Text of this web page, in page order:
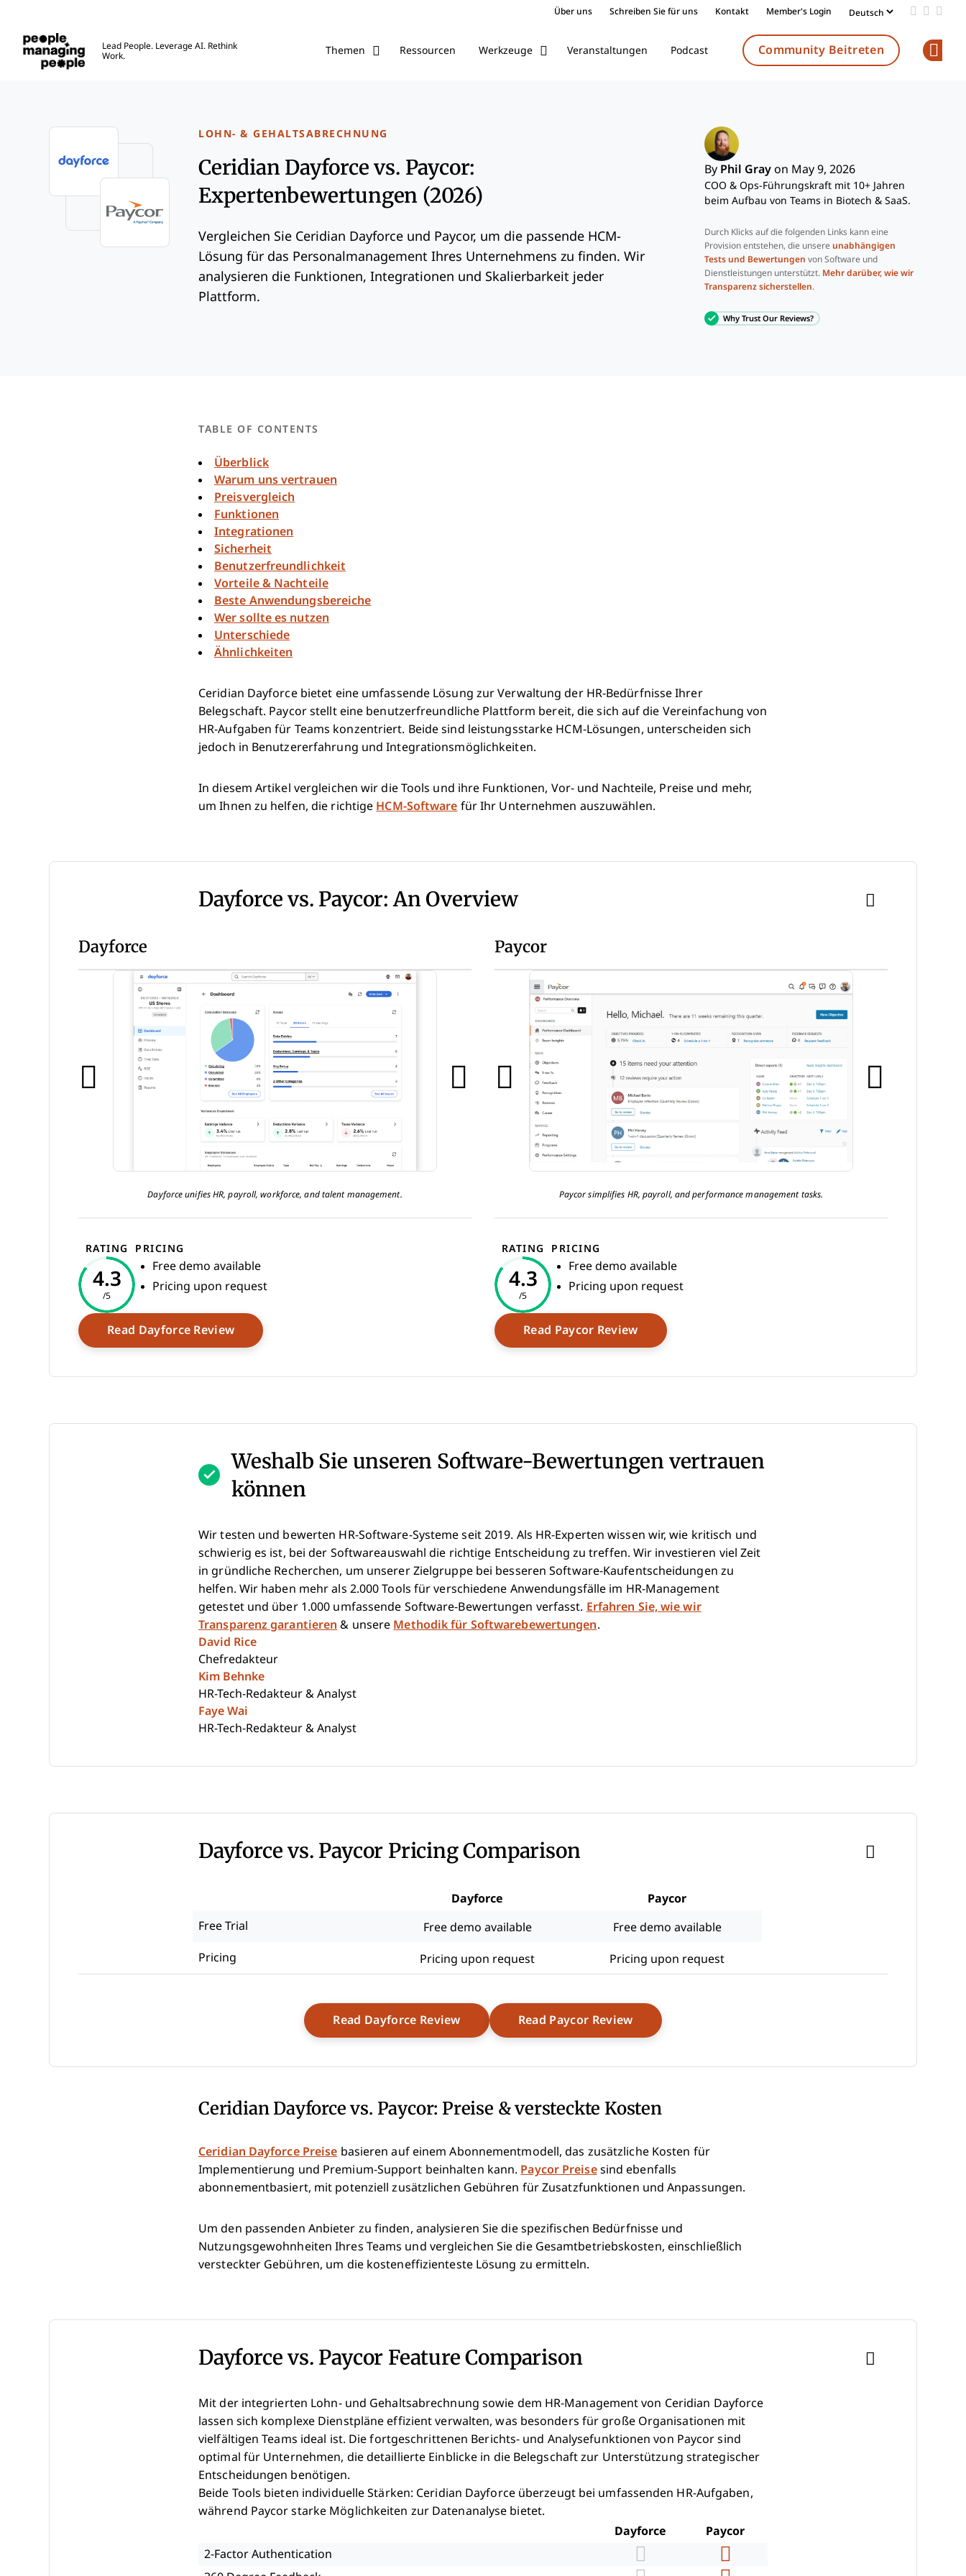
Über uns Schreiben Sie für uns Kontakt Member's Login Add us
Follow
Lead People. Leverage AI. Rethink
Work.
Themen Ressourcen Werkzeuge Veranstaltungen Podcast Community Beitreten
LOHN- & GEHALTSABRECHNUNG
Ceridian Dayforce vs. Paycor:
Expertenbewertungen (2026)
Vergleichen Sie Ceridian Dayforce und Paycor, um die passende HCM-
Lösung für das Personalmanagement Ihres Unternehmens zu finden. Wir
analysieren die Funktionen, Integrationen und Skalierbarkeit jeder
Plattform.
By Phil Gray on May 9, 2026
COO & Ops-Führungskraft mit 10+ Jahren
beim Aufbau von Teams in Biotech & SaaS.
Durch Klicks auf die folgenden Links kann eine
Provision entstehen, die unsere unabhängigen
Tests und Bewertungen von Software und
Dienstleistungen unterstützt. Mehr darüber, wie wir
Transparenz sicherstellen.
Why Trust Our Reviews?
TABLE OF CONTENTS
Überblick
Warum uns vertrauen
Preisvergleich
Funktionen
Integrationen
Sicherheit
Benutzerfreundlichkeit
Vorteile & Nachteile
Beste Anwendungsbereiche
Wer sollte es nutzen
Unterschiede
Ähnlichkeiten
Ceridian Dayforce bietet eine umfassende Lösung zur Verwaltung der HR-Bedürfnisse Ihrer
Belegschaft. Paycor stellt eine benutzerfreundliche Plattform bereit, die sich auf die Vereinfachung von
HR-Aufgaben für Teams konzentriert. Beide sind leistungsstarke HCM-Lösungen, unterscheiden sich
jedoch in Benutzererfahrung und Integrationsmöglichkeiten.
In diesem Artikel vergleichen wir die Tools und ihre Funktionen, Vor- und Nachteile, Preise und mehr,
um Ihnen zu helfen, die richtige HCM-Software für Ihr Unternehmen auszuwählen.
Dayforce vs. Paycor: An Overview
Dayforce
Dayforce unifies HR, payroll, workforce, and talent management.
RATING
4.3
/5
PRICING
Free demo available
Pricing upon request
Read Dayforce ReviewOpens New Window
Paycor
Paycor simplifies HR, payroll, and performance management tasks.
RATING
4.3
/5
PRICING
Free demo available
Pricing upon request
Read Paycor ReviewOpens New Window
Weshalb Sie unseren Software-Bewertungen vertrauen
können
Wir testen und bewerten HR-Software-Systeme seit 2019. Als HR-Experten wissen wir, wie kritisch und
schwierig es ist, bei der Softwareauswahl die richtige Entscheidung zu treffen. Wir investieren viel Zeit
in gründliche Recherchen, um unserer Zielgruppe bei besseren Software-Kaufentscheidungen zu
helfen. Wir haben mehr als 2.000 Tools für verschiedene Anwendungsfälle im HR-Management
getestet und über 1.000 umfassende Software-Bewertungen verfasst. Erfahren Sie, wie wir
Transparenz garantieren & unsere Methodik für Softwarebewertungen.
David Rice
Chefredakteur
Kim Behnke
HR-Tech-Redakteur & Analyst
Faye Wai
HR-Tech-Redakteur & Analyst
Dayforce vs. Paycor Pricing Comparison
Dayforce Paycor
Free Trial Free demo available Free demo available
Pricing Pricing upon request Pricing upon request
Read Dayforce ReviewOpens New WindowRead Paycor ReviewOpens New Window
Ceridian Dayforce vs. Paycor: Preise & versteckte Kosten
Ceridian Dayforce Preise basieren auf einem Abonnementmodell, das zusätzliche Kosten für
Implementierung und Premium-Support beinhalten kann. Paycor Preisesind ebenfalls
abonnementbasiert, mit potenziell zusätzlichen Gebühren für Zusatzfunktionen und Anpassungen.
Um den passenden Anbieter zu finden, analysieren Sie die spezifischen Bedürfnisse und
Nutzungsgewohnheiten Ihres Teams und vergleichen Sie die Gesamtbetriebskosten, einschließlich
versteckter Gebühren, um die kosteneffizienteste Lösung zu ermitteln.
Dayforce vs. Paycor Feature Comparison
Mit der integrierten Lohn- und Gehaltsabrechnung sowie dem HR-Management von Ceridian Dayforce
lassen sich komplexe Dienstpläne effizient verwalten, was besonders für große Organisationen mit
vielfältigen Teams ideal ist. Die fortgeschrittenen Berichts- und Analysefunktionen von Paycor sind
optimal für Unternehmen, die detaillierte Einblicke in die Belegschaft zur Unterstützung strategischer
Entscheidungen benötigen.
Beide Tools bieten individuelle Stärken: Ceridian Dayforce überzeugt bei umfassenden HR-Aufgaben,
während Paycor starke Möglichkeiten zur Datenanalyse bietet.
Dayforce
Paycor
2-Factor Authentication